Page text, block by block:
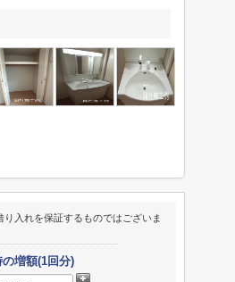
入れを保証するものではございま
増額(1回分)